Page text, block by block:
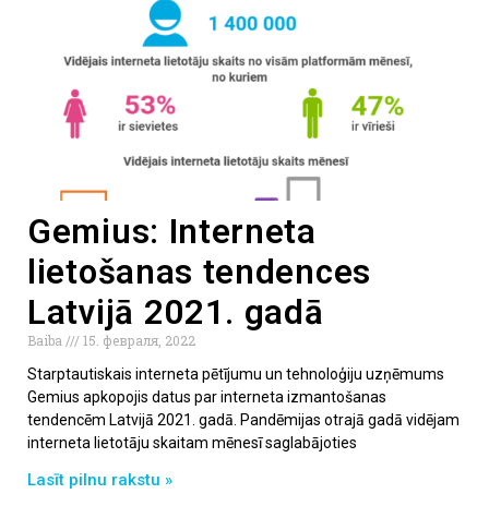
Gemius: Interneta
lietošanas tendences
Latvijā 2021. gadā
Baiba
15. февраля, 2022
Starptautiskais interneta pētījumu un tehnoloģiju uzņēmums
Gemius apkopojis datus par interneta izmantošanas
tendencēm Latvijā 2021. gadā. Pandēmijas otrajā gadā vidējam
interneta lietotāju skaitam mēnesī saglabājoties
Lasīt pilnu rakstu »